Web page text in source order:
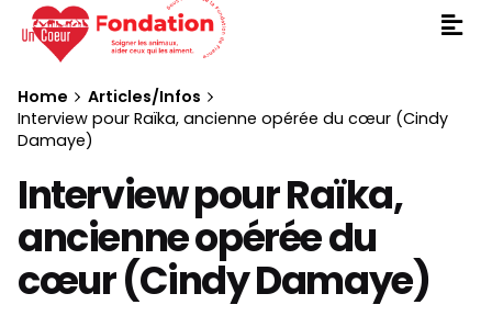
Home
Articles/Infos
Interview pour Raïka, ancienne opérée du cœur (Cindy
Damaye)
Interview pour Raïka,
ancienne opérée du
cœur (Cindy Damaye)